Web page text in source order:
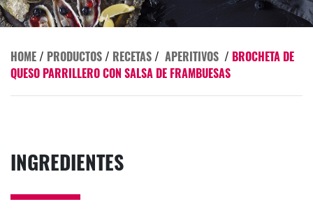
HOME/ PRODUCTOS/ RECETAS/ APERITIVOS / BROCHETA DE
QUESO PARRILLERO CON SALSA DE FRAMBUESAS
INGREDIENTES